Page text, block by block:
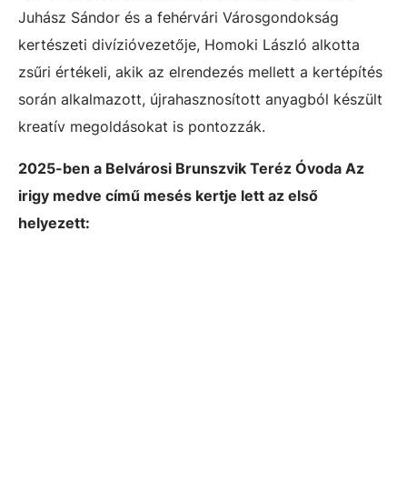
Juhász Sándor és a fehérvári Városgondokság
kertészeti divízióvezetője, Homoki László alkotta
zsűri értékeli, akik az elrendezés mellett a kertépítés
során alkalmazott, újrahasznosított anyagból készült
kreatív megoldásokat is pontozzák.
2025-ben a Belvárosi Brunszvik Teréz Óvoda Az
irigy medve című mesés kertje lett az első
helyezett: